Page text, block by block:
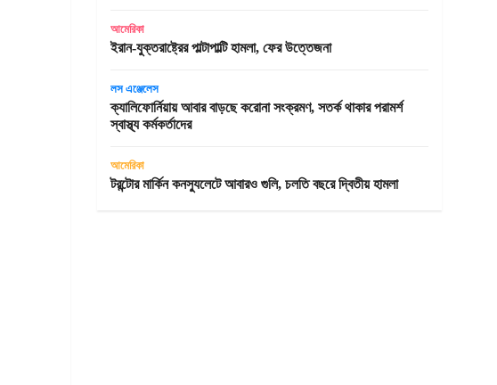
আমেরিকা
ইরান-যুক্তরাষ্ট্রের পাল্টাপাল্টি হামলা, ফের উত্তেজনা
লস এঞ্জেলেস
ক্যালিফোর্নিয়ায় আবার বাড়ছে করোনা সংক্রমণ, সতর্ক থাকার পরামর্শ
স্বাস্থ্য কর্মকর্তাদের
আমেরিকা
টরন্টোর মার্কিন কনস্যুলেটে আবারও গুলি, চলতি বছরে দ্বিতীয় হামলা